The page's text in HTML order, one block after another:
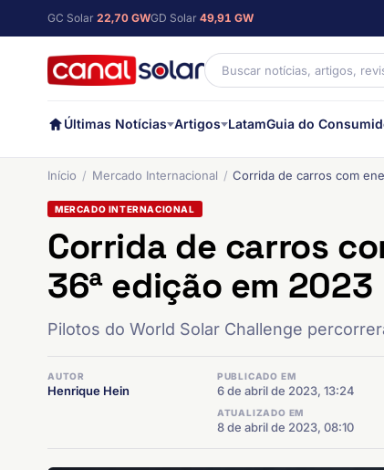
GC Solar 22,70 GWGD Solar 49,91 GW
Últimas Notícias Artigos LatamGuia do
Início Mercado Internacional Corrida de carros com
MERCADO INTERNACIONAL
Corrida de carros
36ª edição em 2023
Pilotos do World Solar Challenge
AUTOR
Henrique Hein
PUBLICADO EM
6 de abril de 2023, 13:24
ATUALIZADO EM
8 de abril de 2023, 08:10